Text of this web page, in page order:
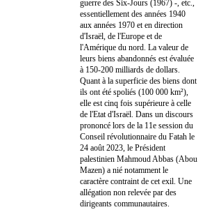
guerre des Six-Jours (1967) -, etc.,
essentiellement des années 1940
aux années 1970 et en direction
d'Israël, de l'Europe et de
l'Amérique du nord. La valeur de
leurs biens abandonnés est évaluée
à 150-200 milliards de dollars.
Quant à la superficie des biens dont
ils ont été spoliés (100 000 km²),
elle est cinq fois supérieure à celle
de l'Etat d'Israël. Dans un discours
prononcé lors de la 11e session du
Conseil révolutionnaire du Fatah le
24 août 2023, le Président
palestinien Mahmoud Abbas (Abou
Mazen) a nié notamment le
caractère contraint de cet exil. Une
allégation non relevée par des
dirigeants communautaires.